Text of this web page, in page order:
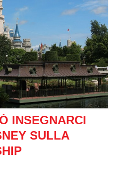
INSEGNARCI
SULLA